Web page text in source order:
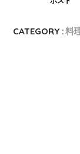
CATEGORY :料